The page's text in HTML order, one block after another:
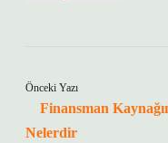
Önceki Yazı
Finansman
Nelerdir